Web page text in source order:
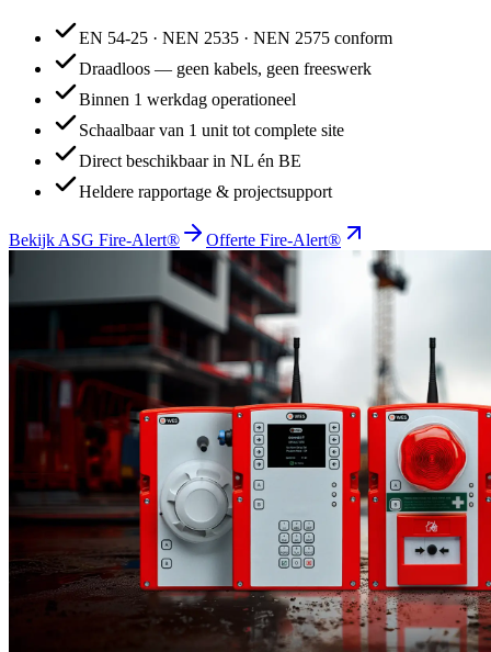
EN 54-25 · NEN 2535 · NEN 2575 conform
Draadloos — geen kabels, geen freeswerk
Binnen 1 werkdag operationeel
Schaalbaar van 1 unit tot complete site
Direct beschikbaar in NL én BE
Heldere rapportage & projectsupport
Bekijk ASG Fire-Alert® Offerte Fire-Alert®